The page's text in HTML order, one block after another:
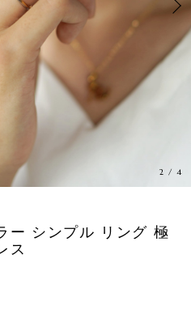
3 /4
ー シンプル リング 極
ス